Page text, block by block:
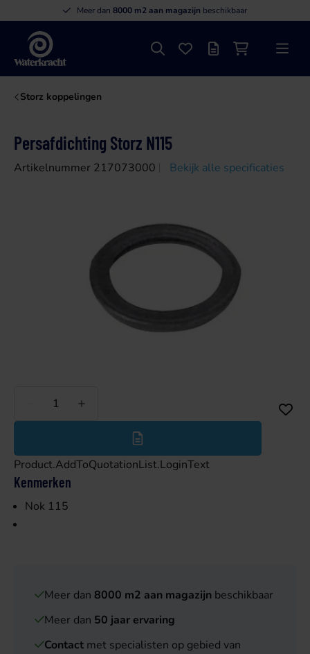
Meer dan 8000 m2 aan magazijn beschikbaar
Waterkracht
ZoekenFavorieten
OffertelijstWinkelwagen
Menu
Storz koppelingen
Persafdichting Storz N115
Artikelnummer 217073000 Bekijk alle specificaties
Minder
Product.AddToQuotationList.LoginText
Kenmerken
Nok 115
Meer dan 8000 m2 aan magazijn beschikbaar
Meer dan 50 jaar ervaring
Contact met specialisten op gebied van